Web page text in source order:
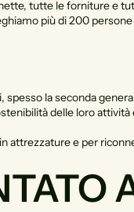
tutte le forniture e
più di 200
la seconda
delle loro attività
attrezzature e per